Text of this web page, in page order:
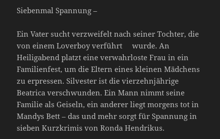
Siebenmal Spannung –
Ein Vater sucht verzweifelt nach seiner Tochter, die
von einem Loverboy verführt wurde. An
Heiligabend platzt eine verwahrloste Frau in ein
Familienfest, um die Eltern eines kleinen Mädchens
zu erpressen. Silvester ist die vierzehnjährige
Beatrica verschwunden. Ein Mann nimmt seine
Familie als Geiseln, ein anderer liegt morgens tot in
Mandys Bett – das und mehr sorgt für Spannung in
sieben Kurzkrimis von Ronda Hendrikus.